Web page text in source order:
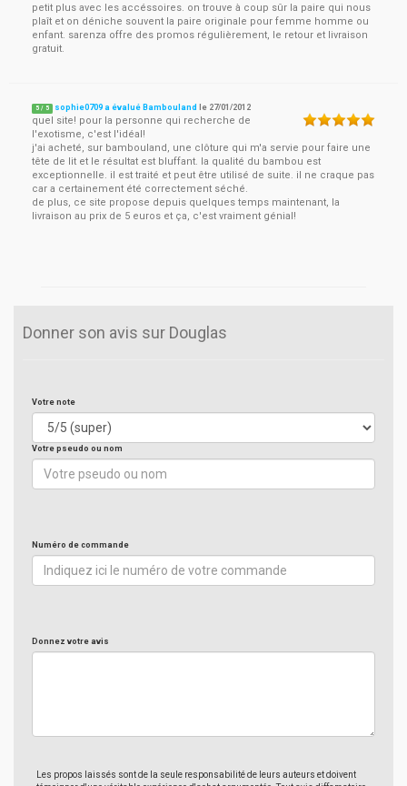
petit plus avec les accéssoires. on trouve à coup sûr la paire qui nous
plaît et on déniche souvent la paire originale pour femme homme ou
enfant. sarenza offre des promos régulièrement, le retour et livraison
gratuit.
5 / 5 sophie0709 a évalué Bambouland le 27/01/2012
quel site! pour la personne qui recherche de
l'exotisme, c'est l'idéal!
j'ai acheté, sur bambouland, une clôture qui m'a servie pour faire une
tête de lit et le résultat est bluffant. la qualité du bambou est
exceptionnelle. il est traité et peut être utilisé de suite. il ne craque pas
car a certainement été correctement séché.
de plus, ce site propose depuis quelques temps maintenant, la
livraison au prix de 5 euros et ça, c'est vraiment génial!
Donner son avis sur Douglas
Votre note
Votre pseudo ou nom
Numéro de commande
Donnez votre avis
Les propos laissés sont de la seule responsabilité de leurs auteurs et doivent